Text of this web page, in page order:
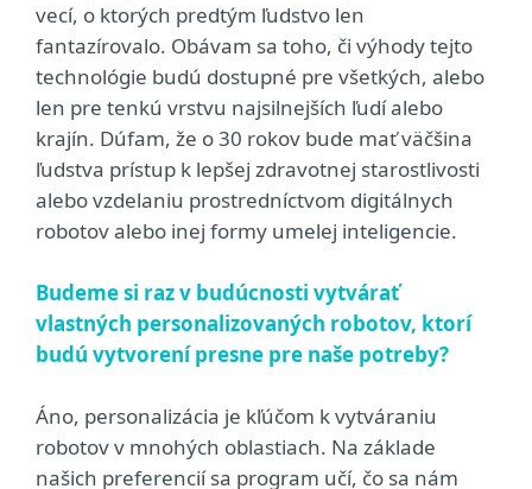
vecí, o ktorých predtým ľudstvo len
fantazírovalo. Obávam sa toho, či výhody tejto
technológie budú dostupné pre všetkých, alebo
len pre tenkú vrstvu najsilnejších ľudí alebo
krajín. Dúfam, že o 30 rokov bude mať väčšina
ľudstva prístup k lepšej zdravotnej starostlivosti
alebo vzdelaniu prostredníctvom digitálnych
robotov alebo inej formy umelej inteligencie.
Budeme si raz v budúcnosti vytvárať
vlastných personalizovaných robotov, ktorí
budú vytvorení presne pre naše potreby?
Áno, personalizácia je kľúčom k vytváraniu
robotov v mnohých oblastiach. Na základe
našich preferencií sa program učí, čo sa nám